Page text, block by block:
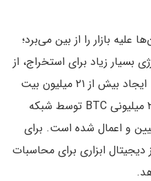
علیه بازار را از بین می‌برد؛
بسیار زیاد برای استخراج، از
هیچ چیز به بیتکوین دست یافت. ایجاد بیش از ۲۱ میلیون بیت
کوین غیرممکن است؛ زیرا سقف ۲۱ میلیونی BTC توسط شبکه
و اعمال شده است. برای
دیجیتال ابزاری برای محاسبات